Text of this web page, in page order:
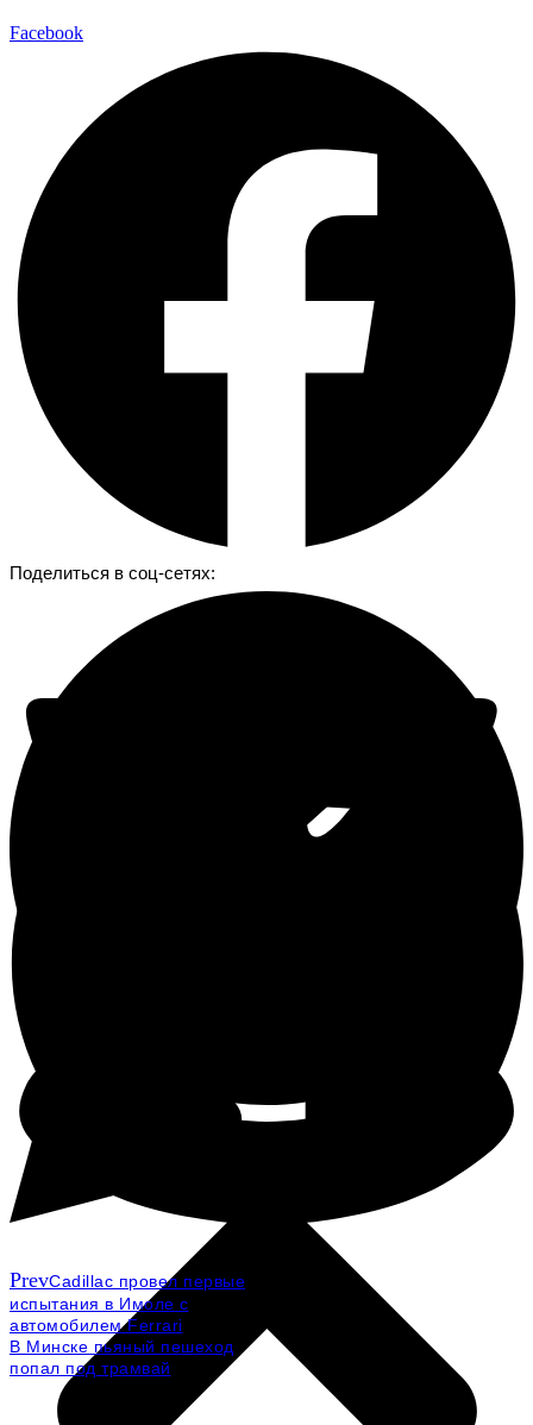
Facebook
Поделиться в соц-сетях:
PrevCadillac провел первые
испытания в Имоле с
автомобилем Ferrari
В Минске пьяный пешеход
попал под трамвай